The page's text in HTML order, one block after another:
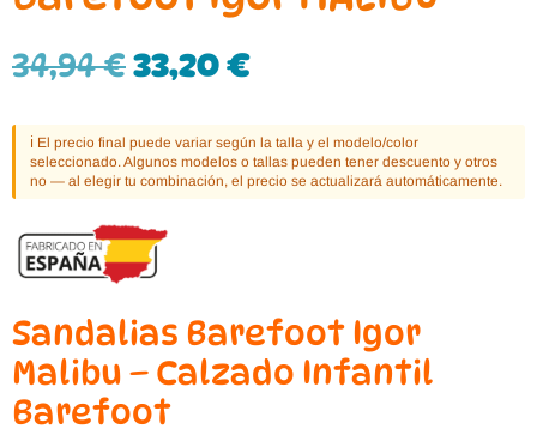
34,94€33,20€
ℹ️ El precio final puede variar según la talla y el modelo/color
seleccionado. Algunos modelos o tallas pueden tener descuento y otros
no — al elegir tu combinación, el precio se actualizará automáticamente.
Sandalias Barefoot Igor
Malibu – Calzado Infantil
Barefoot